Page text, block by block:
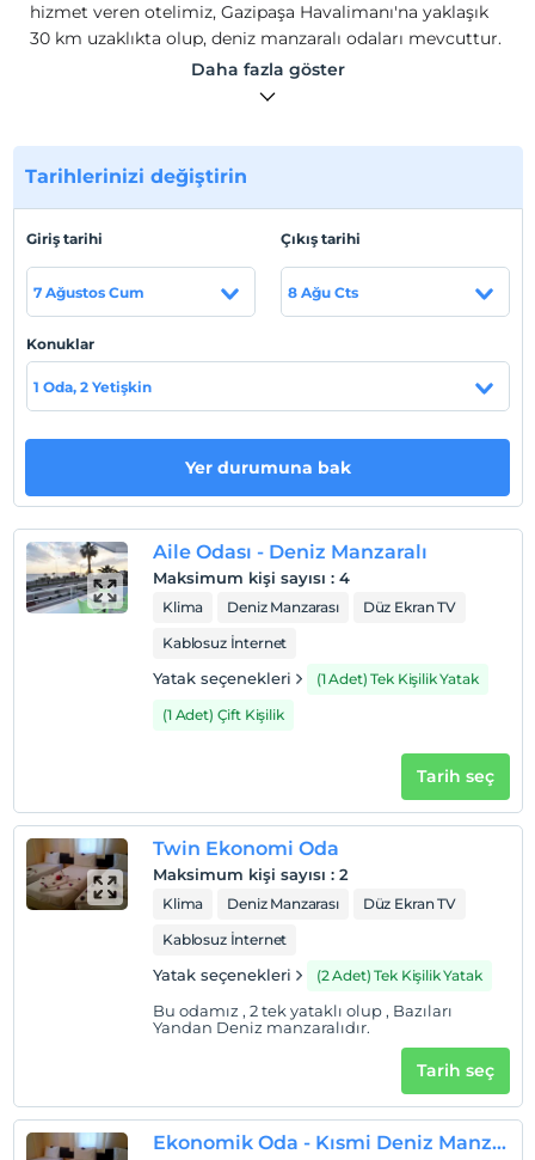
hizmet veren otelimiz, Gazipaşa Havalimanı'na yaklaşık
30 km uzaklıkta olup, deniz manzaralı odaları mevcuttur.
Herşey dahil, kahvaltı dahil ve sadece oda seçenekleriyle
hizmet veren otelimiz, Gazipaşa Havalimanı'na yaklaşık
Haritada Göster
Otel koşulları
Check/in
En erken saat 14:00 ve sonrası
En geç saat 11:00 ve öncesi
Evcil Hayvan
Evcil hayvan kabul edilmemektedir.
Sigara
Odalarda sigara içilmez
Her bir oda için 12 yaşına kadar 1 çocuk ücretsizdir
Daha fazla göster
Tarihlerinizi değiştirin
Giriş tarihi
7 Ağustos Cum
Çıkış tarihi
8 Ağu Cts
Konuklar
1 Oda, 2 Yetişkin
Yer durumuna bak
Aile Odası - Deniz Manzaralı
Maksimum kişi sayısı : 4
Klima Deniz Manzarası
Düz Ekran TV
Kablosuz İnternet
Yatak seçenekleri
(1 Adet) Tek Kişilik Yatak
(1 Adet) Çift Kişilik
Tarih seç
Twin Ekonomi Oda
Maksimum kişi sayısı : 2
Klima Deniz Manzarası
Düz Ekran TV
Kablosuz İnternet
Yatak seçenekleri (2 Adet) Tek Kişilik Yatak
Bu odamız , 2 tek yataklı olup , Bazıları
Yandan Deniz manzaralıdır.
Tarih seç
Ekonomik Oda - Kısmi Deniz Manzaralı